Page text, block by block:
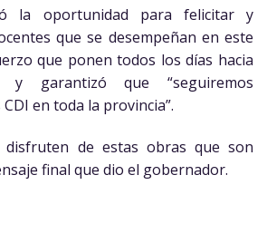
la oportunidad para felicitar y
que se desempeñan en este
que ponen todos los días hacia
y garantizó que “seguiremos
en toda la provincia”.
disfruten de estas obras que son
final que dio el gobernador.